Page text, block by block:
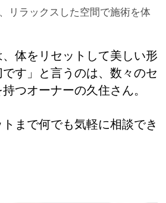
リラックスした空間で施術を体
、体をリセットして美しい形
す」と言うのは、数々のセ
つオーナーの久住さん。
まで何でも気軽に相談でき